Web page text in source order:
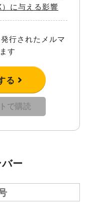
に与える影響
行されたメルマ
す
る
で購読
ー